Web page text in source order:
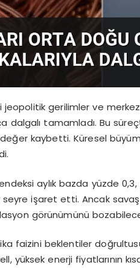
gerilimler ve merkez
dalgalı tamamladı. Bu
kaybetti. Küresel
aylık bazda yüzde
işaret etti. Ancak
görünümünü
faizini beklentiler
yüksek enerji fiyatlarının